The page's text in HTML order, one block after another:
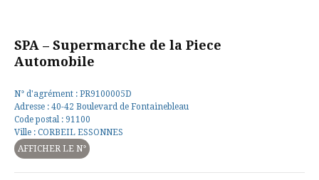
SPA – Supermarche de la Piece
Automobile
N° d'agrément : PR9100005D
Adresse : 40-42 Boulevard de Fontainebleau
Code postal : 91100
Ville : CORBEIL ESSONNES
AFFICHER LE N°